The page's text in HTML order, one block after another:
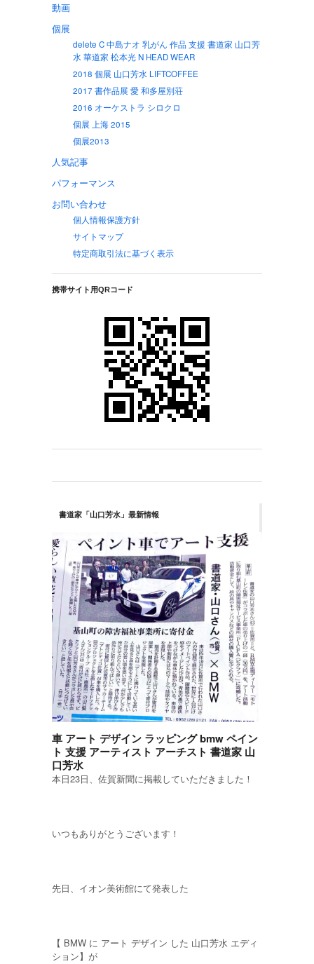
動画
個展
delete C 中島ナオ 乳がん 作品 支援 書道家 山口芳
水 華道家 松本光 N HEAD WEAR
2018 個展 山口芳水 LIFTCOFFEE
2017 書作品展 愛 和多屋別荘
2016 オーケストラ シロクロ
個展 上海 2015
個展2013
人気記事
パフォーマンス
お問い合わせ
個人情報保護方針
サイトマップ
特定商取引法に基づく表示
携帯サイト用QRコード
書道家「山口芳水」最新情報
車 アート デザイン ラッピング bmw ペイン
ト 支援 アーティスト アーチスト 書道家 山
口芳水
本日23日、佐賀新聞に掲載していただきました！
いつもありがとうございます！
先日、イオン美術館にて発表した
【 BMW に アート デザイン した 山口芳水 エディ
ション】が